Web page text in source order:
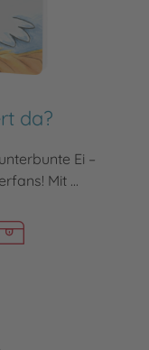
da?
Ei –
Mit ...